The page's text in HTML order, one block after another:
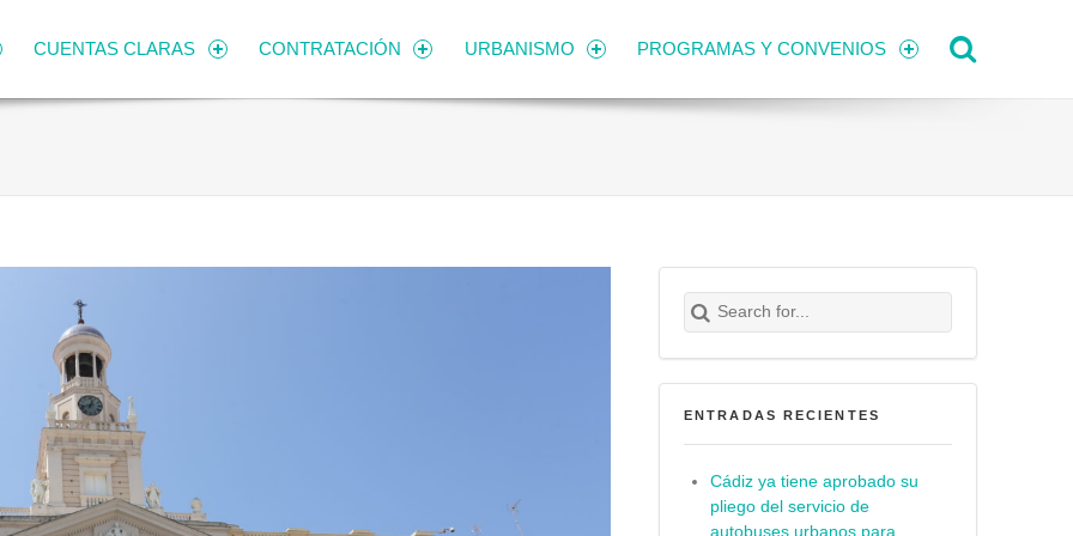
CUENTAS CLARAS CONTRATACIÓN URBANISMO PROGRAMAS Y CONVENIOS
Search for:
Buscar
ENTRADAS RECIENTES
Cádiz ya tiene aprobado su
pliego del servicio de
autobuses urbanos para